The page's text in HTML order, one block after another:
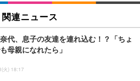
関連ニュース
代、息子の友達を連れ込む！？「ちょ
母親になれたら」
火) 18:17